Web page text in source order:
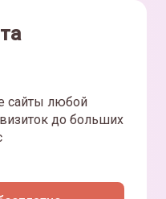
сайты любой
до больших